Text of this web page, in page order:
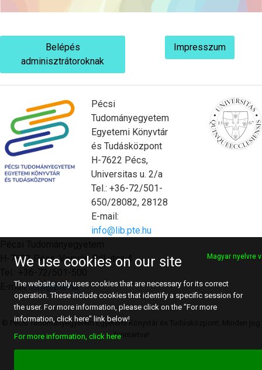
Belépés
adminisztrátoroknak
Impresszum
Pécsi
Tudományegyetem
Egyetemi Könyvtár
és Tudásközpont
H-7622 Pécs,
Universitas u. 2/a
Tel.: +36-72/501-
650/28082, 28128
E-mail:
info@lib.pte.hu
H-7622 Pécs, Vasvári Pál utca 4.
E-mail:info@pte.hu
© Pécsi Tudományegyetem Egyetemi Könyvtár és Tudásközpont. Minden jog
fenntartva!
We use cookies on our site Magyar nyelvre
The website only uses cookies that are necessary for its correct
operation. These include cookies that identify a specific session for
the user. For more information, please click on the "For more
information, click here" link below!
For more information, click here